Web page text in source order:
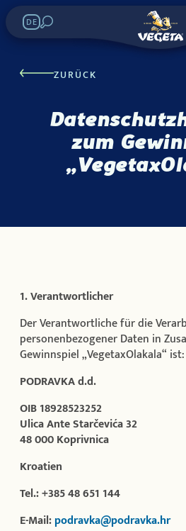
DE
ZURÜCK
zum
1. Verantwortlicher
Der Verantwortliche für die
personenbezogener Daten in
Gewinnspiel „VegetaxOlakala“ ist:
PODRAVKA d.d.
OIB 18928523252
Ulica Ante Starčevića 32
48 000 Koprivnica
Kroatien
Tel.: +385 48 651 144
E-Mail:podravka@podravka.hr